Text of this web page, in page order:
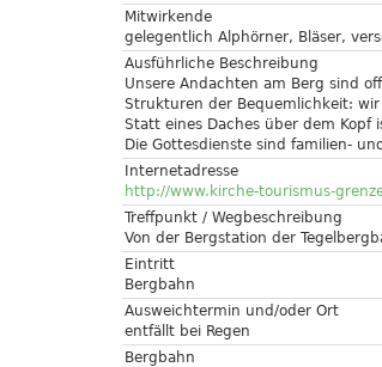
Mitwirkende
gelegentlich Alphörner, Bläser,
Ausführliche Beschreibung
Unsere Andachten am Berg sind
Strukturen der Bequemlichkeit:
Statt eines Daches über dem Kopf
Die Gottesdienste sind familien-
Internetadresse
http://www.kirche-tourismus-
Treffpunkt / Wegbeschreibung
Von der Bergstation der
Eintritt
Bergbahn
Ausweichtermin und/oder Ort
entfällt bei Regen
Bergbahn